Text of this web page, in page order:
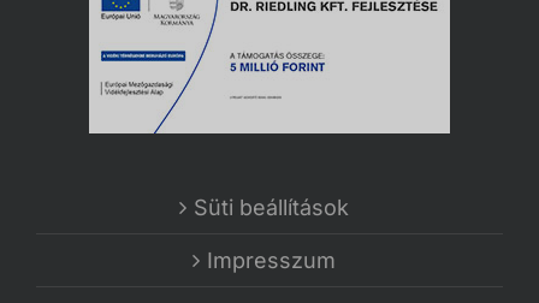
Süti beállítások
Impresszum